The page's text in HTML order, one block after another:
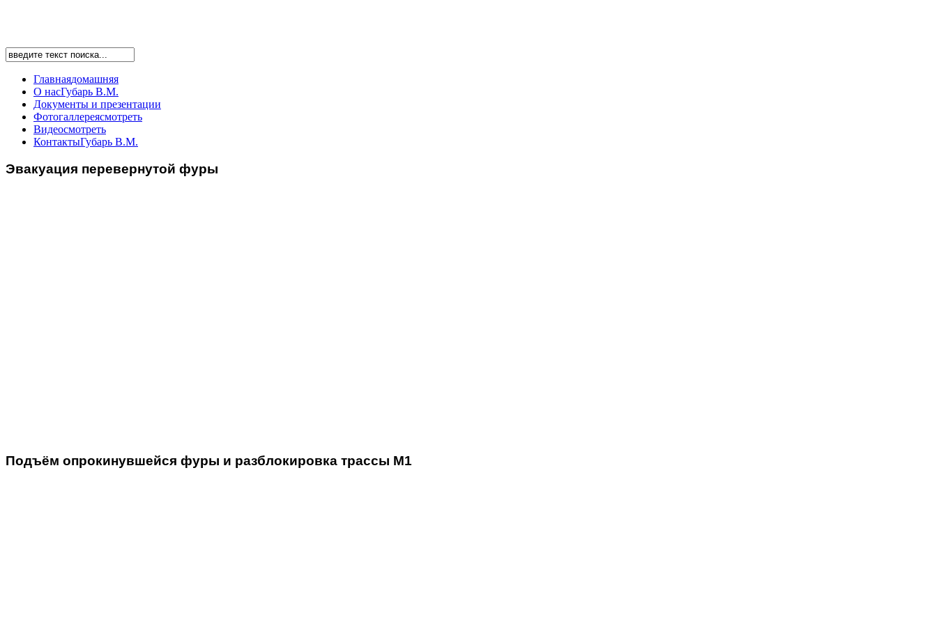
Главнаядомашняя
О насГубарь В.М.
Документы и презентации
Фотогаллереясмотреть
Видеосмотреть
КонтактыГубарь В.М.
Эвакуация перевернутой фуры
Подъём опрокинувшейся фуры и разблокировка трассы М1